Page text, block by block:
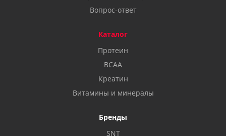
Вопрос-ответ
Каталог
Протеин
BCAA
Креатин
Витамины и минералы
Бренды
SNT